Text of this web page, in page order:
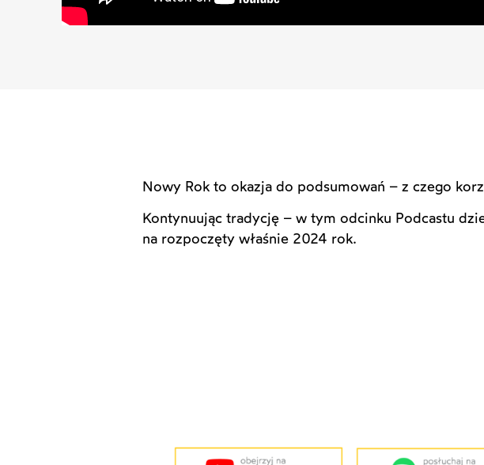
Nowy Rok to okazja do podsumowań – z czego
Kontynuując tradycję – w tym odcinku Podcastu
na rozpoczęty właśnie 2024 rok.